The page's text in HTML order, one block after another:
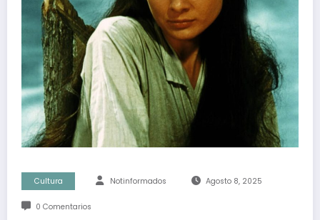
Cultura Notinformados Agosto 8, 2025
0 Comentarios